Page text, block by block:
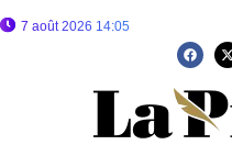
7 août 2026 14:05